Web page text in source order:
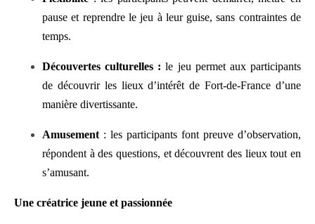
pause et reprendre le jeu à leur guise, sans contraintes de
temps.
Découvertes culturelles : le jeu permet aux participants
de découvrir les lieux d’intérêt de Fort-de-France d’une
manière divertissante.
Amusement : les participants font preuve d’observation,
répondent à des questions, et découvrent des lieux tout en
s’amusant.
Une créatrice jeune et passionnée